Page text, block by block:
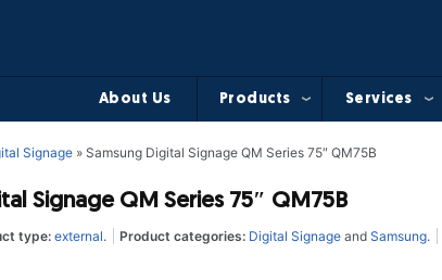
About Us Products Services
Signage » Samsung Digital Signage QM Series 75″ QM75B
Signage QM Series 75″ QM75B
type: external. Product categories: Digital Signage and Samsung.